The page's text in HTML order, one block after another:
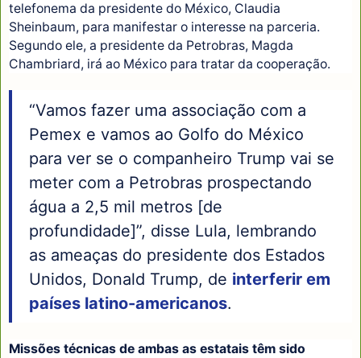
telefonema da presidente do México, Claudia
Sheinbaum, para manifestar o interesse na parceria.
Segundo ele, a presidente da Petrobras, Magda
Chambriard, irá ao México para tratar da cooperação.
“Vamos fazer uma associação com a
Pemex e vamos ao Golfo do México
para ver se o companheiro Trump vai se
meter com a Petrobras prospectando
água a 2,5 mil metros [de
profundidade]”, disse Lula, lembrando
as ameaças do presidente dos Estados
Unidos, Donald Trump, de interferir em
países latino-americanos.
Missões técnicas de ambas as estatais têm sido